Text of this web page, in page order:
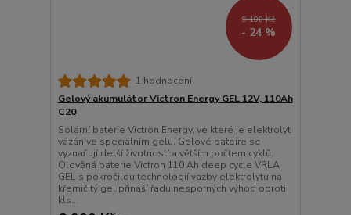
9 100 Kč
- 24 %
1 hodnocení
Gelový akumulátor Victron Energy GEL 12V, 110Ah
C20
Solární baterie Victron Energy, ve které je elektrolyt
vázán ve speciálním gelu. Gelové bateire se
vyznačují delší životností a větším počtem cyklů.
Olověná baterie Victron 110 Ah deep cycle VRLA
GEL s pokročilou technologií vazby elektrolytu na
křemičitý gel přináší řadu nesporných výhod oproti
kls...